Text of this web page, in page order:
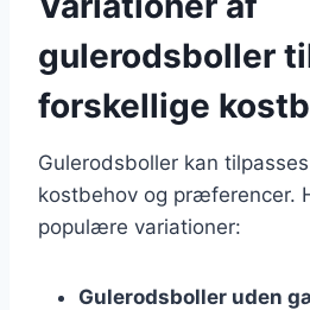
gulerodsboller
forskellige
Gulerodsboller kan
kostbehov og præferencer.
populære variationer:
Gulerodsboller uden